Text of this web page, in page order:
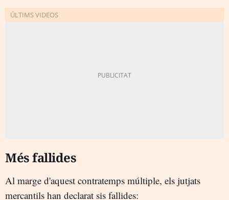
Més fallides
Al marge d'aquest contratemps múltiple, els jutjats
mercantils han declarat sis fallides: